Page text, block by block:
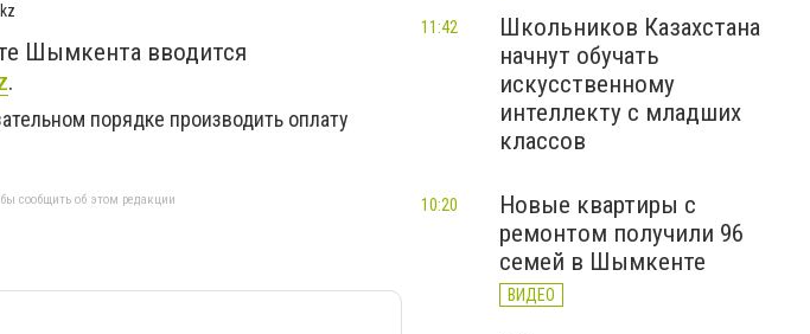
Шымкента вводится
.
порядке производить оплату
сообщить об этом редакции
Школьников Казахстана
начнут обучать
искусственному
интеллекту с младших
классов
11:42
Новые квартиры с
ремонтом получили 96
семей в Шымкенте
ВИДЕО
10:20